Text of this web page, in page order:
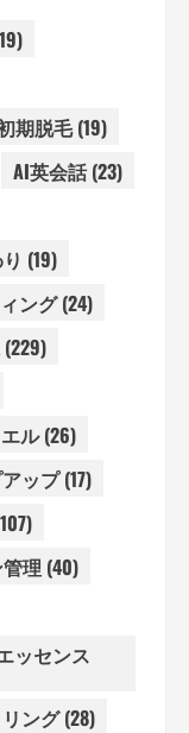
期脱毛(19)
AI英会話(23)
(19)
ング(24)
(229)
ル(26)
ップ(17)
理 (40)
ッセンス
ング(28)